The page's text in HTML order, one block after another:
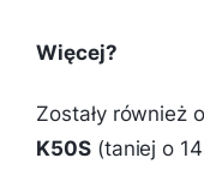
Więcej?
Zostały również
K50S(taniej o